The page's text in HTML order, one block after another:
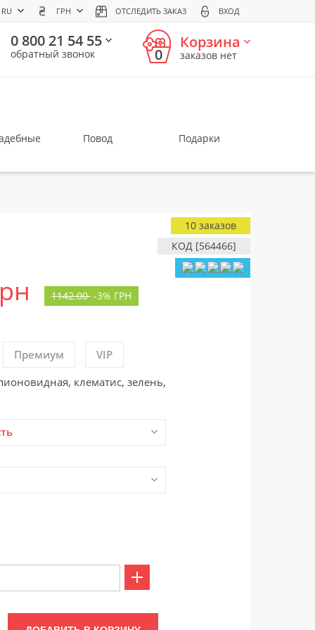
RU ГРН ОТСЛЕДИТЬ ЗАКАЗ ВХОД
0 800 21 54 55
обратный звонок 0
Корзина
заказов нет
Повод Подарки
КОД [564466]
10 заказов
1142.00 -3% ГРН
Премиум VIP
клематис, зелень,